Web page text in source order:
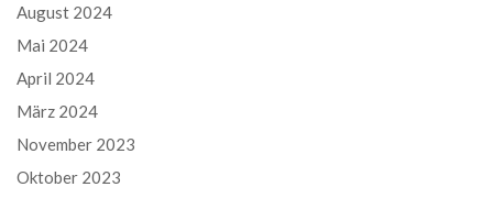
August 2024
Mai 2024
April 2024
März 2024
November 2023
Oktober 2023